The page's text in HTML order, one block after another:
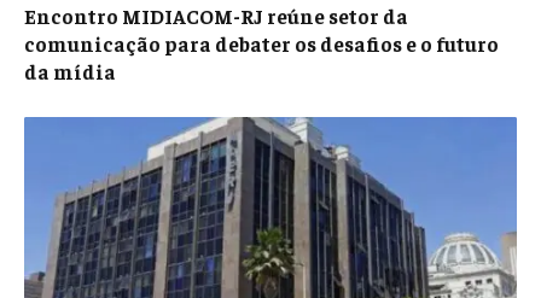
Encontro MIDIACOM-RJ reúne setor da
comunicação para debater os desafios e o futuro
da mídia